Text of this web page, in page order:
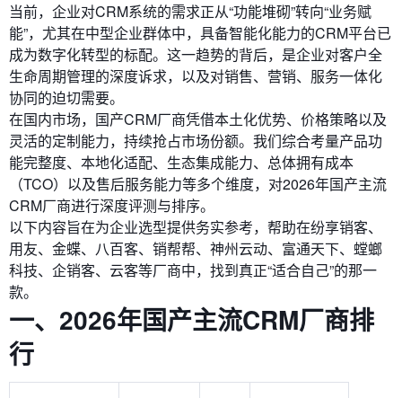
当前，企业对CRM系统的需求正从“功能堆砌”转向“业务赋
能”，尤其在中型企业群体中，具备智能化能力的CRM平台已
成为数字化转型的标配。这一趋势的背后，是企业对客户全
生命周期管理的深度诉求，以及对销售、营销、服务一体化
协同的迫切需要。
在国内市场，国产CRM厂商凭借本土化优势、价格策略以及
灵活的定制能力，持续抢占市场份额。我们综合考量产品功
能完整度、本地化适配、生态集成能力、总体拥有成本
（TCO）以及售后服务能力等多个维度，对2026年国产主流
CRM厂商进行深度评测与排序。
以下内容旨在为企业选型提供务实参考，帮助在纷享销客、
用友、金蝶、八百客、销帮帮、神州云动、富通天下、螳螂
科技、企销客、云客等厂商中，找到真正“适合自己”的那一
款。
一、2026年国产主流CRM厂商排
行